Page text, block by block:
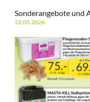
Sonderangebote und
22.05.2026